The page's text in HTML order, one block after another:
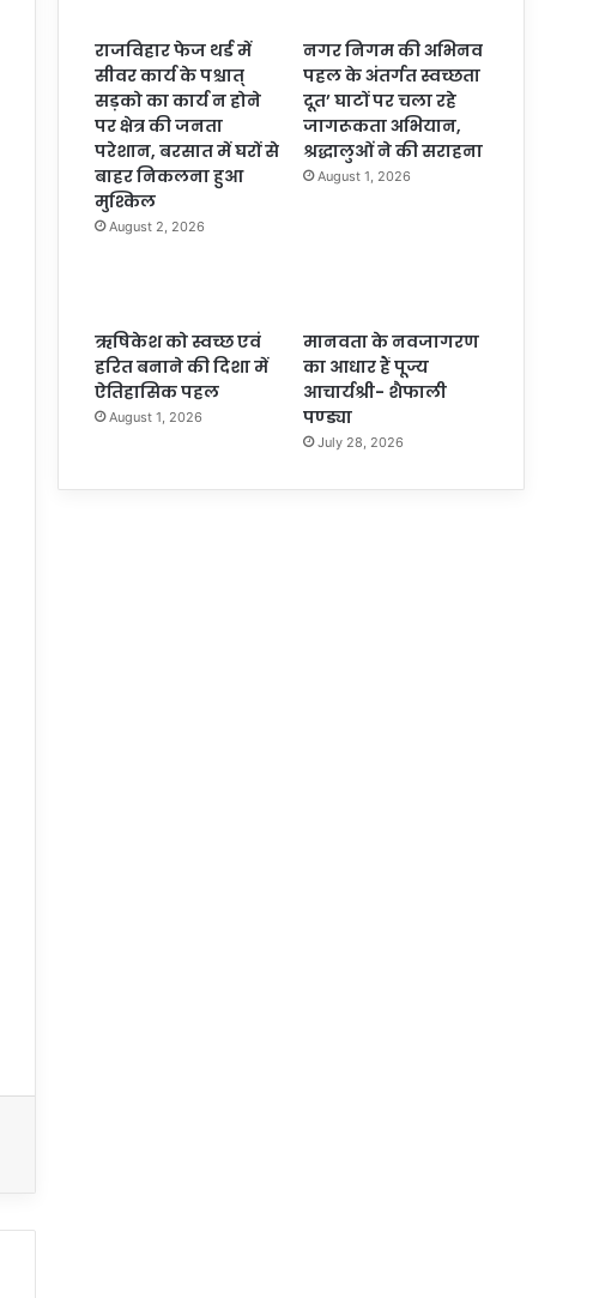
राजविहार फेज थर्ड में
सीवर कार्य के पश्चात्
सड़को का कार्य न होने
पर क्षेत्र की जनता
परेशान, बरसात में घरों से
बाहर निकलना हुआ
मुश्किल
August 2, 2026
नगर निगम की अभिनव
पहल के अंतर्गत स्वच्छता
दूत’ घाटों पर चला रहे
जागरूकता अभियान,
श्रद्धालुओं ने की सराहना
August 1, 2026
ऋषिकेश को स्वच्छ एवं
हरित बनाने की दिशा में
ऐतिहासिक पहल
August 1, 2026
मानवता के नवजागरण
का आधार हैं पूज्य
आचार्यश्री- शैफाली
पण्ड्या
July 28, 2026